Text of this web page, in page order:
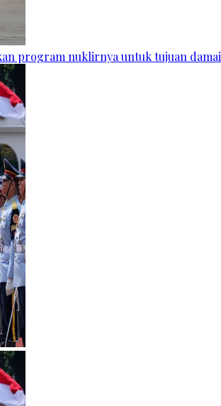
program nuklirnya untuk tujuan damai